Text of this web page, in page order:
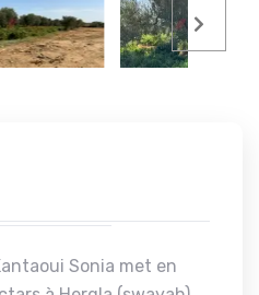
Sonia met en